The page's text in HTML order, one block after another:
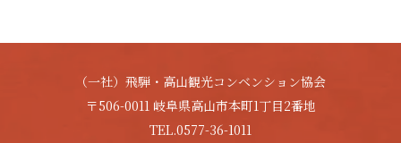
（一社）飛騨・高山観光コンベンション協会
〒506-0011 岐阜県高山市本町1丁目2番地
TEL.0577-36-1011